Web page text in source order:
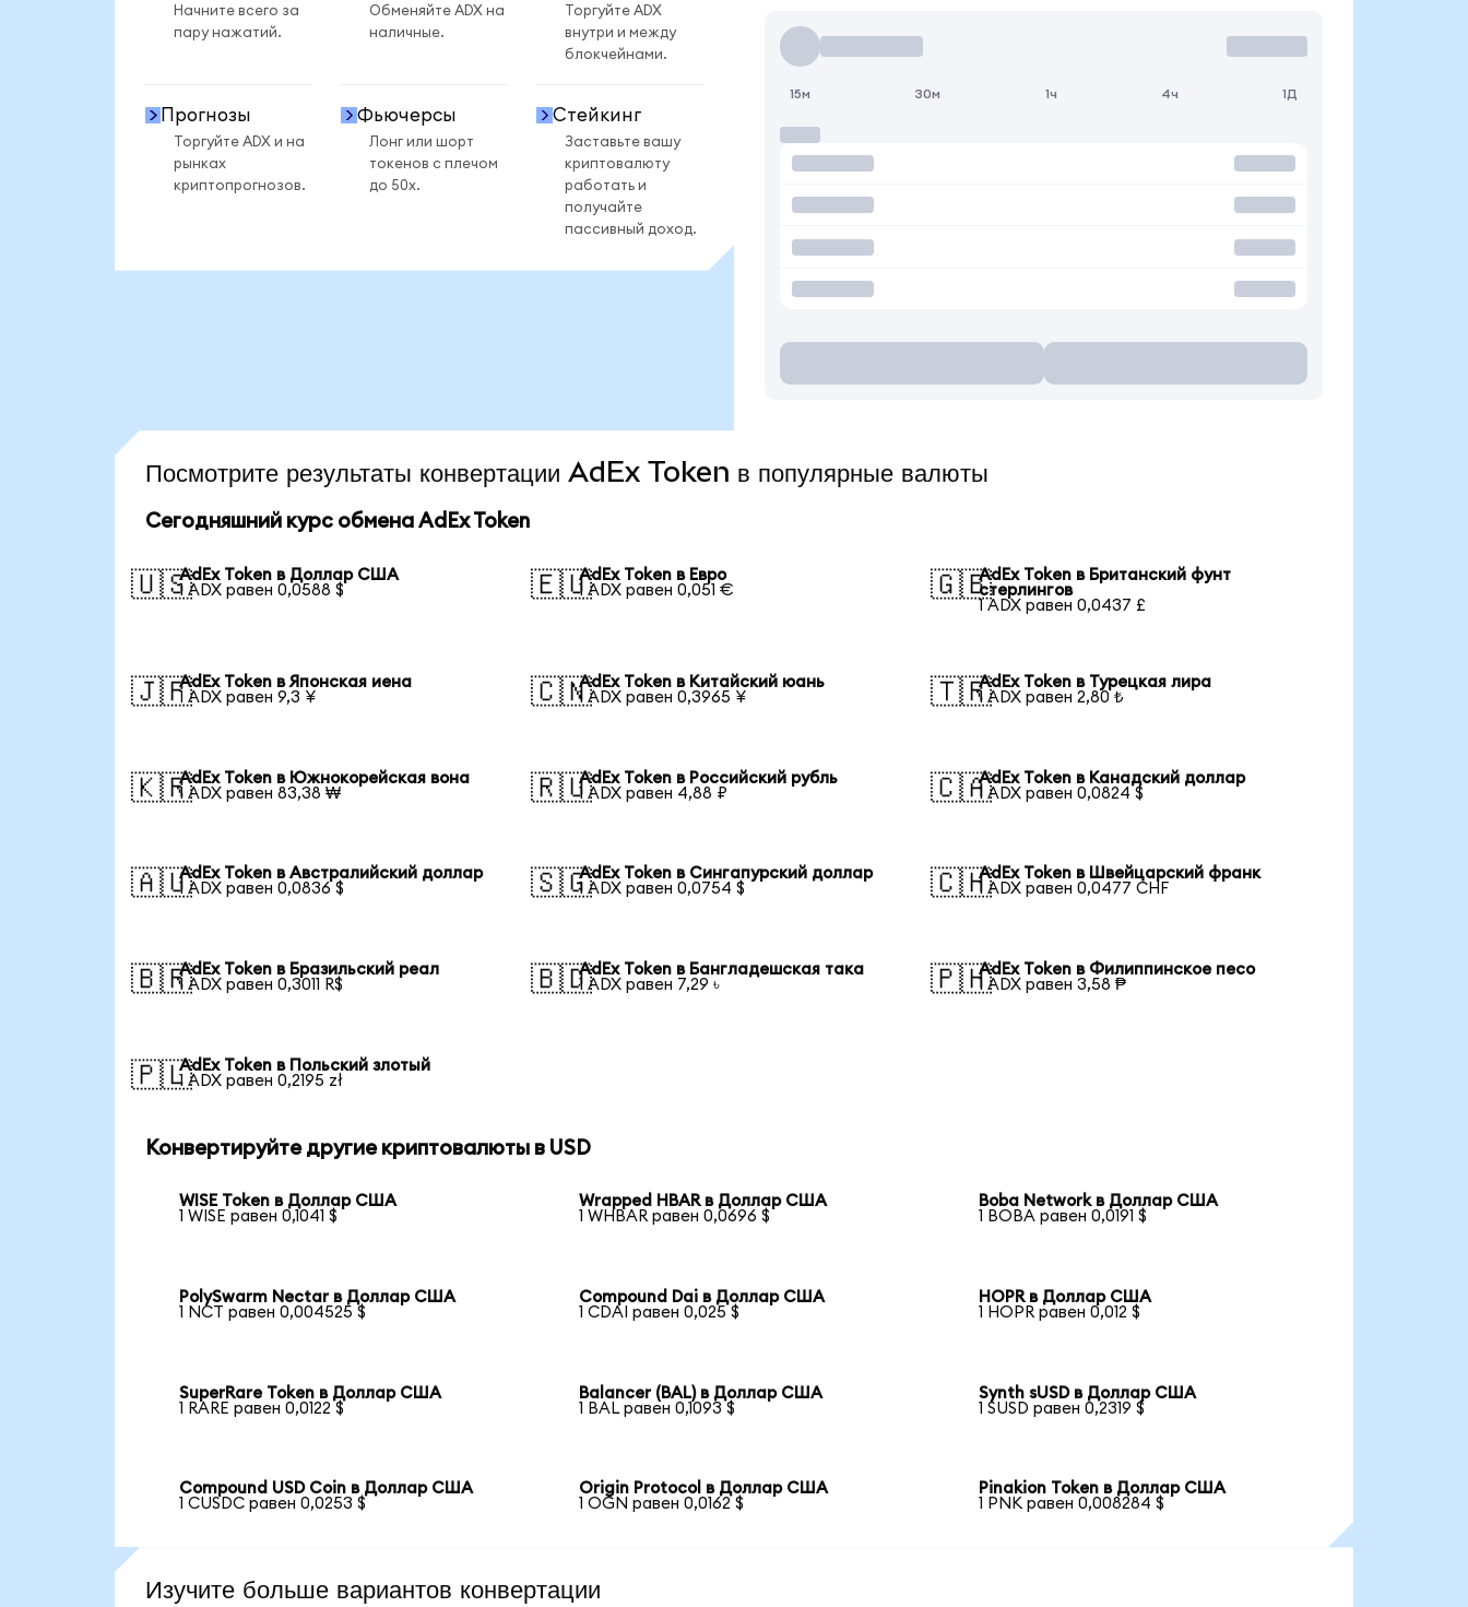
Начните всего за
пару нажатий.
Обменяйте ADX на
наличные.
Торгуйте ADX
внутри и между
блокчейнами.
Прогнозы
Торгуйте ADX и на
рынках
криптопрогнозов.
Фьючерсы
Лонг или шорт
токенов с плечом
до 50x.
Стейкинг
Заставьте вашу
криптовалюту
работать и
получайте
пассивный доход.
15м 30м 1ч 4ч 1Д
Посмотрите результаты конвертации AdEx Token в популярные валюты
Сегодняшний курс обмена AdEx Token
🇺🇸AdEx Token в Доллар США
1 ADX равен 0,0588 $
🇪🇺AdEx Token в Евро
1 ADX равен 0,051 €
🇬🇧AdEx Token в Британский фунт
стерлингов
1 ADX равен 0,0437 £
🇯🇵AdEx Token в Японская иена
1 ADX равен 9,3 ¥
🇨🇳AdEx Token в Китайский юань
1 ADX равен 0,3965 ¥
🇹🇷AdEx Token в Турецкая лира
1 ADX равен 2,80 ₺
🇰🇷AdEx Token в Южнокорейская вона
1 ADX равен 83,38 ₩
🇷🇺AdEx Token в Российский рубль
1 ADX равен 4,88 ₽
🇨🇦AdEx Token в Канадский доллар
1 ADX равен 0,0824 $
🇦🇺AdEx Token в Австралийский доллар
1 ADX равен 0,0836 $
🇸🇬AdEx Token в Сингапурский доллар
1 ADX равен 0,0754 $
🇨🇭AdEx Token в Швейцарский франк
1 ADX равен 0,0477 CHF
🇧🇷AdEx Token в Бразильский реал
1 ADX равен 0,3011 R$
🇧🇩AdEx Token в Бангладешская така
1 ADX равен 7,29 ৳
🇵🇭AdEx Token в Филиппинское песо
1 ADX равен 3,58 ₱
🇵🇱AdEx Token в Польский злотый
1 ADX равен 0,2195 zł
Конвертируйте другие криптовалюты в USD
WISE Token в Доллар США
1 WISE равен 0,1041 $
Wrapped HBAR в Доллар США
1 WHBAR равен 0,0696 $
Boba Network в Доллар США
1 BOBA равен 0,0191 $
PolySwarm Nectar в Доллар США
1 NCT равен 0,004525 $
Compound Dai в Доллар США
1 CDAI равен 0,025 $
HOPR в Доллар США
1 HOPR равен 0,012 $
SuperRare Token в Доллар США
1 RARE равен 0,0122 $
Balancer (BAL) в Доллар США
1 BAL равен 0,1093 $
Synth sUSD в Доллар США
1 SUSD равен 0,2319 $
Compound USD Coin в Доллар США
1 CUSDC равен 0,0253 $
Origin Protocol в Доллар США
1 OGN равен 0,0162 $
Pinakion Token в Доллар США
1 PNK равен 0,008284 $
Изучите больше вариантов конвертации